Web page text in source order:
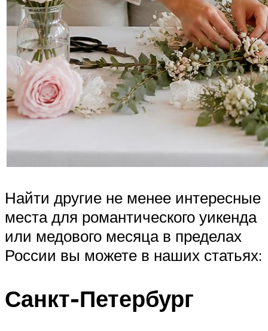
Найти другие не менее интересные
места для романтического уикенда
или медового месяца в пределах
России вы можете в наших статьях:
Санкт-Петербург